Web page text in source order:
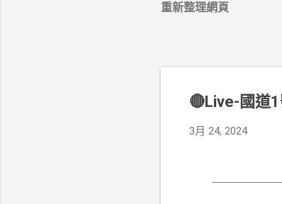
重新整理網頁
🔴Live-國道
3月 24, 2024